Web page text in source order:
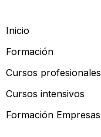
Inicio
Formación
Cursos profesionales
Cursos intensivos
Formación Empresas